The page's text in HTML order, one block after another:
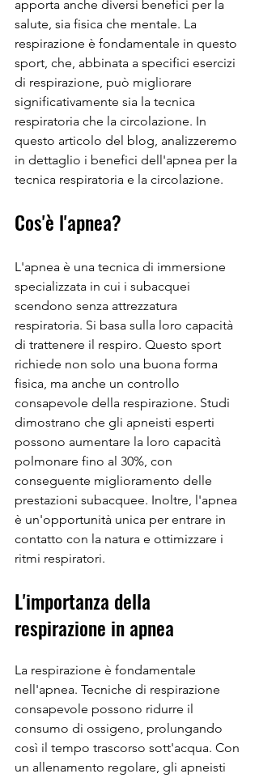
apporta anche diversi benefici per la
salute, sia fisica che mentale. La
respirazione è fondamentale in questo
sport, che, abbinata a specifici esercizi
di respirazione, può migliorare
significativamente sia la tecnica
respiratoria che la circolazione. In
questo articolo del blog, analizzeremo
in dettaglio i benefici dell'apnea per la
tecnica respiratoria e la circolazione.
Cos'è l'apnea?
L'apnea è una tecnica di immersione
specializzata in cui i subacquei
scendono senza attrezzatura
respiratoria. Si basa sulla loro capacità
di trattenere il respiro. Questo sport
richiede non solo una buona forma
fisica, ma anche un controllo
consapevole della respirazione. Studi
dimostrano che gli apneisti esperti
possono aumentare la loro capacità
polmonare fino al 30%, con
conseguente miglioramento delle
prestazioni subacquee. Inoltre, l'apnea
è un'opportunità unica per entrare in
contatto con la natura e ottimizzare i
ritmi respiratori.
L'importanza della
respirazione in apnea
La respirazione è fondamentale
nell'apnea. Tecniche di respirazione
consapevole possono ridurre il
consumo di ossigeno, prolungando
così il tempo trascorso sott'acqua. Con
un allenamento regolare, gli apneisti